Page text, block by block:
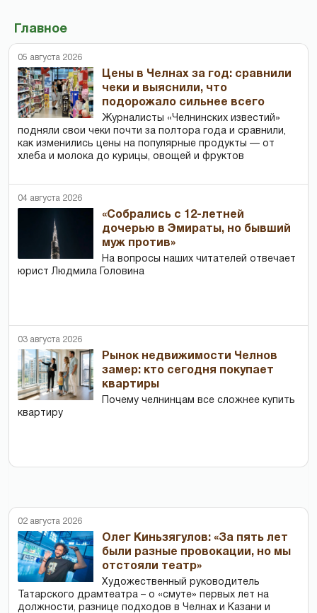
Главное
05 августа 2026
Цены в Челнах за год: сравнили
чеки и выяснили, что
подорожало сильнее всего
Журналисты «Челнинских известий»
подняли свои чеки почти за полтора года и сравнили,
как изменились цены на популярные продукты — от
хлеба и молока до курицы, овощей и фруктов
04 августа 2026
«Собрались с 12-летней
дочерью в Эмираты, но бывший
муж против»
На вопросы наших читателей отвечает
юрист Людмила Головина
03 августа 2026
Рынок недвижимости Челнов
замер: кто сегодня покупает
квартиры
Почему челнинцам все сложнее купить
квартиру
02 августа 2026
Олег Киньзягулов: «За пять лет
были разные провокации, но мы
отстояли театр»
Художественный руководитель
Татарского драмтеатра – о «смуте» первых лет на
должности, разнице подходов в Челнах и Казани и